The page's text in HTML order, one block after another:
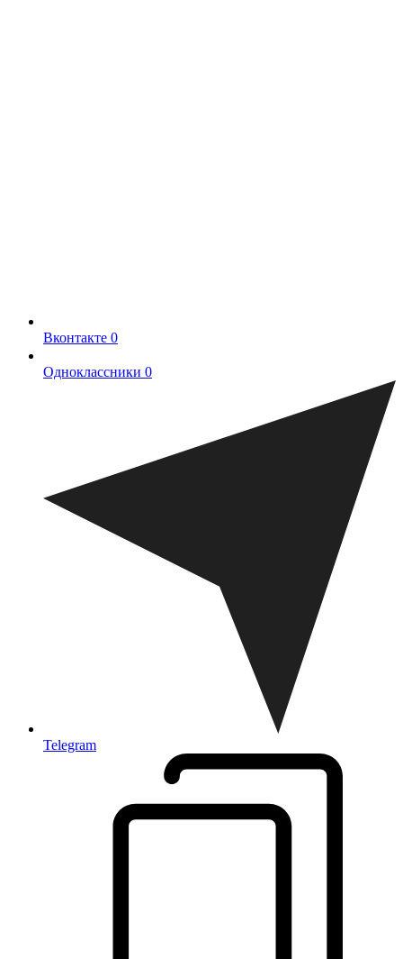
Вконтакте 0
Одноклассники 0
Telegram